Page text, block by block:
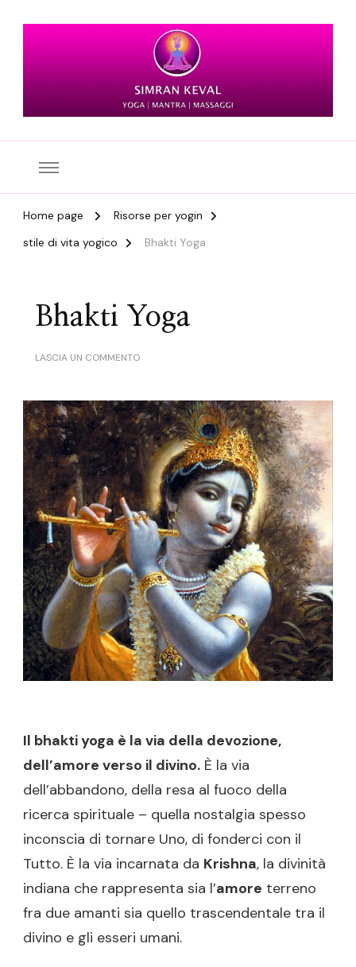
Home page
Risorse per yogin
stile di vita yogico
Bhakti Yoga
Bhakti Yoga
LASCIA UN COMMENTOSU
Il bhakti yoga è la via della devozione,
dell’amore verso il divino. È la via
dell’abbandono, della resa al fuoco della
ricerca spirituale – quella nostalgia spesso
inconscia di tornare Uno, di fonderci con il
Tutto. È la via incarnata da Krishna, la divinità
indiana che rappresenta sia l’amore terreno
fra due amanti sia quello trascendentale tra il
divino e gli esseri umani.